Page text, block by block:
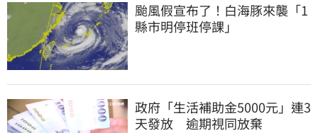
颱風假宣布了！白海豚來襲「1
縣市明停班停課」
政府「生活補助金5000元」連3
天發放 逾期視同放棄